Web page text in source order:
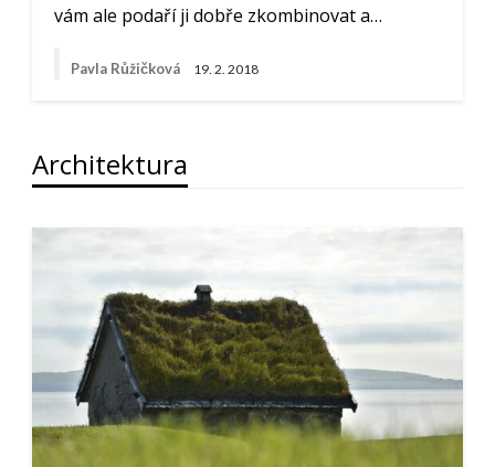
vám ale podaří ji dobře zkombinovat a…
Pavla Růžičková 19. 2. 2018
Architektura